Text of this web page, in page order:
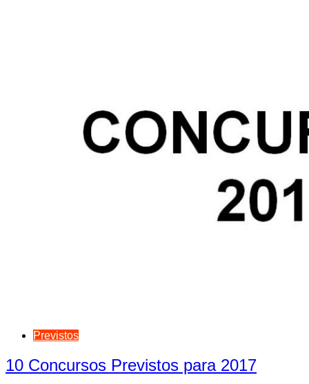
Previstos
10 Concursos Previstos para 2017